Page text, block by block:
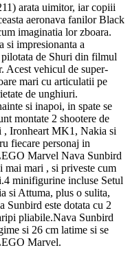
arata uimitor, iar copiii
aeronava fanilor Black
imaginatia lor zboara.
si impresionanta a
de Shuri din filmul
Acest vehicul de super-
mari cu articulatii pe
de unghiuri.
si inapoi, in spate se
montate 2 shootere de
, Ironheart MK1, Nakia si
fiecare personaj in
Marvel Nava Sunbird
mai mari , si priveste cum
minifigurine incluse Setul
si Attuma, plus o sulita,
Sunbird este dotata cu 2
pliabile.Nava Sunbird
si 26 cm latime si se
Marvel.